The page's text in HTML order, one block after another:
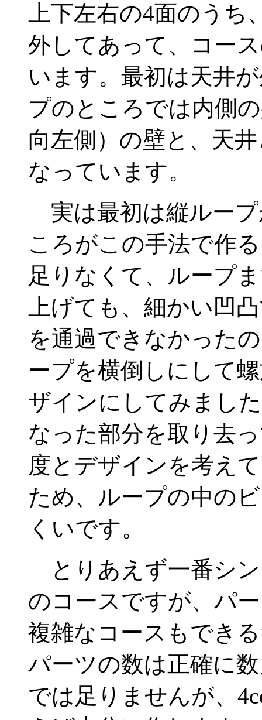
上下左右の4面のう
外してあって、コー
います。最初は天井
プのところでは内側
向左側）の壁と、天
なっています。
実は最初は縦ルー
ころがこの手法で作
足りなくて、ループ
上げても、細かい凹
を通過できなかった
ープを横倒しにして
ザインにしてみまし
なった部分を取り去
度とデザインを考え
ため、ループの中の
くいです。
とりあえず一番シ
のコースですが、パ
複雑なコースもでき
パーツの数は正確に
では足りませんが、